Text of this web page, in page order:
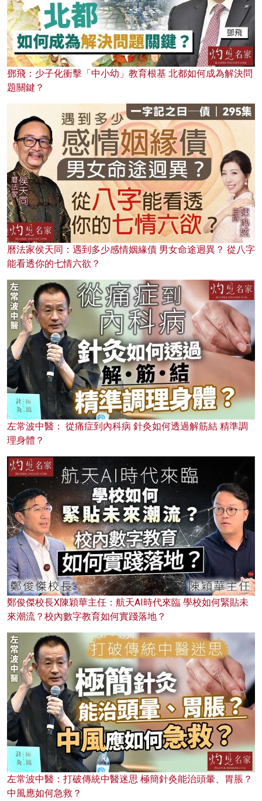
鄧飛：少子化衝擊「中小幼」教育根基 北都如何成為解決問
題關鍵？
曆法家侯天同：遇到多少感情姻緣債 男女命途迥異？ 從八字
能看透你的七情六欲？
左常波中醫： 從痛症到內科病 針灸如何透過解筋結 精準調
理身體？
鄭俊傑校長X陳穎華主任：航天AI時代來臨 學校如何緊貼未
來潮流？校內數字教育如何實踐落地？
左常波中醫：打破傳統中醫迷思 極簡針灸能治頭暈、胃脹？
中風應如何急救？